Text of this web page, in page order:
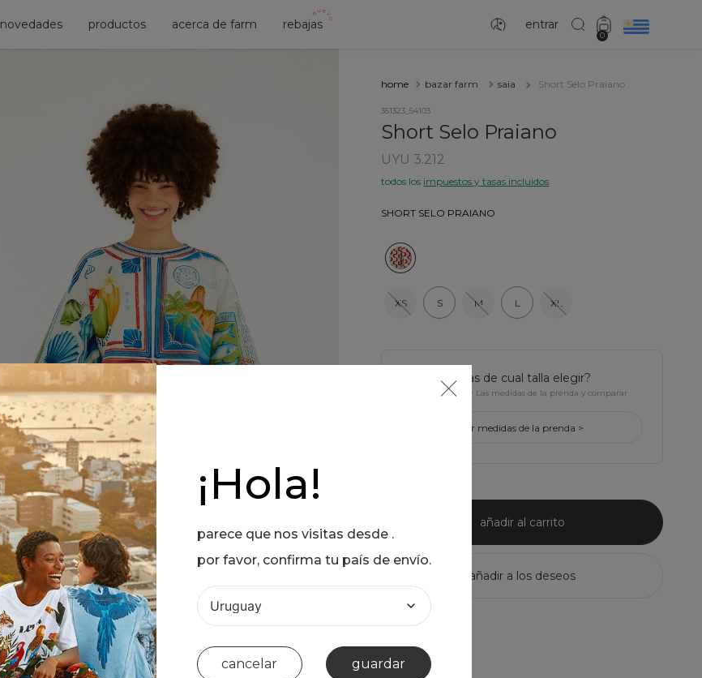
novedades productos acerca de farm rebajas entrar
0
¡Hola!
parece que nos visitas desde .
por favor, confirma tu país de envío.
cancelar guardar
bazar farm saia Short Selo Praiano
351323_54103
Short Selo Praiano
UYU 3.212
todos los impuestos y tasas incluidos
SHORT SELO PRAIANO
XS S M L XL
¿tienes dudas de cual talla elegir?
Haz click para ver Las medidas de la prenda y comparar
ver medidas de la prenda >
añadir al carrito